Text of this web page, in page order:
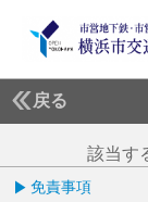
戻る
該当す
免責事項